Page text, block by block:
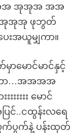
အအ အုအုအ အအ
အုအုအု ဖုဘွတ်
အယူမျှကာ။
ာမောင်မာင်နှင့်
ကာ…အအအအ
းးးးးး မောင်
ြင်..ငထွန်းလရေ
က်ပွက်နဲ့ ပန်းထုတ်